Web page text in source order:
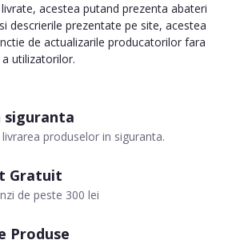
siguranta
produselor in siguranta.
Gratuit
de peste 300 lei
Produse
acestea putand prezenta abateri
descrierile prezentate pe site, acestea
de actualizarile producatorilor fara
utilizatorilor.